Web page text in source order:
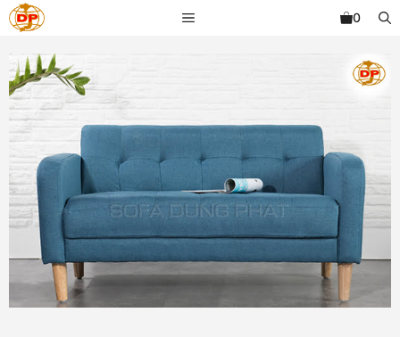
Chuyển
đến
nội
dung
MENU 0